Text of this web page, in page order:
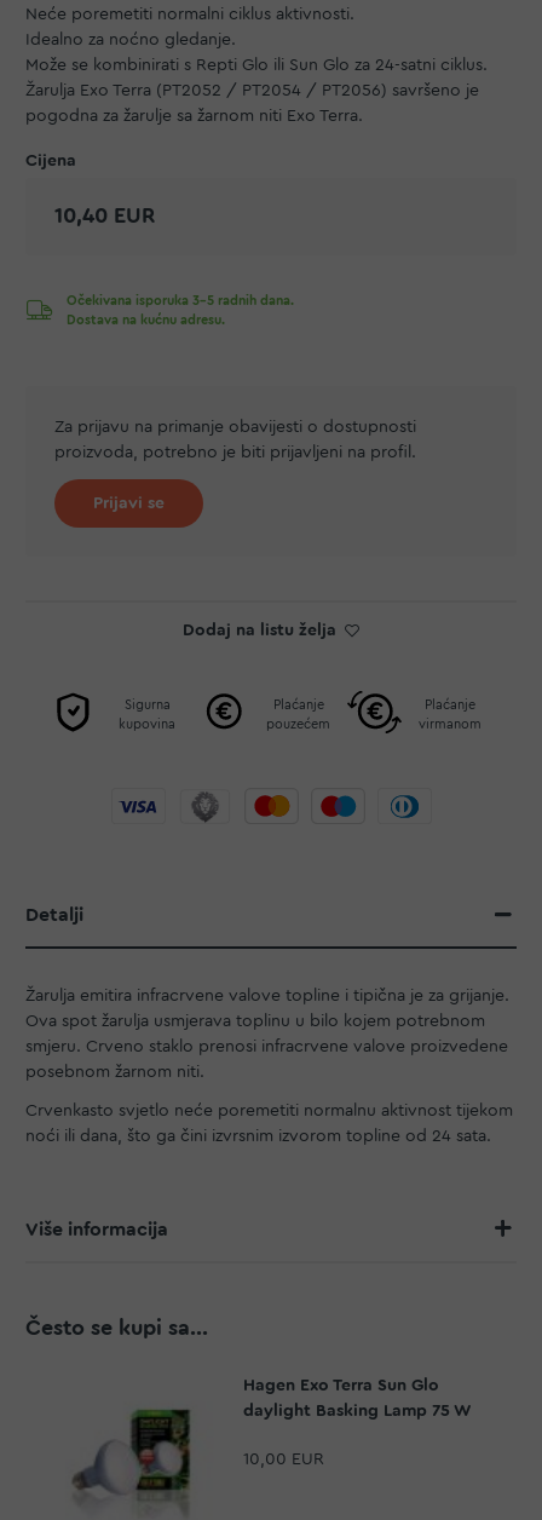
Neće poremetiti normalni ciklus aktivnosti.
Idealno za noćno gledanje.
Može se kombinirati s Repti Glo ili Sun Glo za 24-satni ciklus.
Žarulja Exo Terra (PT2052 / PT2054 / PT2056) savršeno je
pogodna za žarulje sa žarnom niti Exo Terra.
10,40 EUR
Očekivana isporuka 3-5 radnih dana.
Dostava na kućnu adresu.
Za prijavu na primanje obavijesti o dostupnosti
proizvoda, potrebno je biti prijavljeni na profil.
Prijavi se
Dodaj na listu želja
Sigurna
kupovina
Plaćanje
pouzećem
Plaćanje
virmanom
Detalji
Žarulja emitira infracrvene valove topline i tipična je za grijanje.
Ova spot žarulja usmjerava toplinu u bilo kojem potrebnom
smjeru. Crveno staklo prenosi infracrvene valove proizvedene
posebnom žarnom niti.
Crvenkasto svjetlo neće poremetiti normalnu aktivnost tijekom
noći ili dana, što ga čini izvrsnim izvorom topline od 24 sata.
Više informacija
Često se kupi sa...
Hagen Exo Terra Sun Glo
daylight Basking Lamp 75 W
10,00 EUR